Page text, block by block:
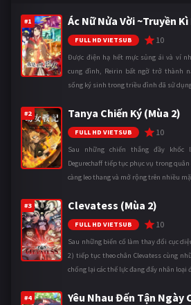
#1 Ác Nữ Nửa Vời ~Truyền
FULL HD VIETSUB 10
Được điện hạ hết mực sủng ái và ví
cung đình, Reirin bất ngờ trở thành
sống ký sinh trong triều đình đã sử
#2 Tanya Chiến Ký (Mùa 2)
FULL HD VIETSUB 10
Sau những chiến thắng đầy khốc
Degurechaff tiếp tục phục vụ trong
càng leo thang và mở rộng trên nhiều
#3 Clevatess (Mùa 2)
FULL HD VIETSUB 10
Sau những biến cố làm thay đổi cục
2) tiếp tục theo chân Clevatess cùng
chống lại các thế lực đang đẩy nhân loại
#4 Yêu Nhau Đến Tận Ngày